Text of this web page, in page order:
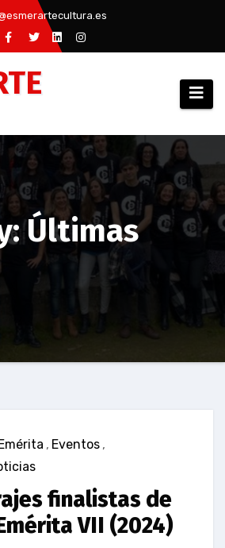
Últimas
, Eventos ,
finalistas de
VII (2024)